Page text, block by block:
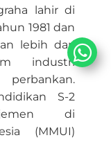
lahir di
1981 dan
lebih dari
industri
S-2
di
(MMUI)